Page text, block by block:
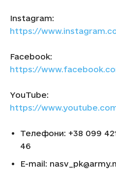
Instagram:
https://
Facebook:
https://
YouTube:
https://
Телефони: +38 099
46
E-mail: